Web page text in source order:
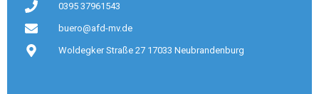
0395 37961543
buero@afd-mv.de
Woldegker Straße 27 17033 Neubrandenburg